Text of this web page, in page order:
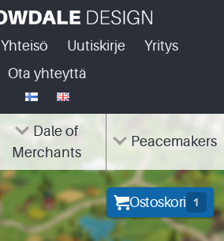
Yhteisö Uutiskirje
Yritys
Ota yhteyttä
Dale of
Merchants
Peacemakers
Ostoskori 1